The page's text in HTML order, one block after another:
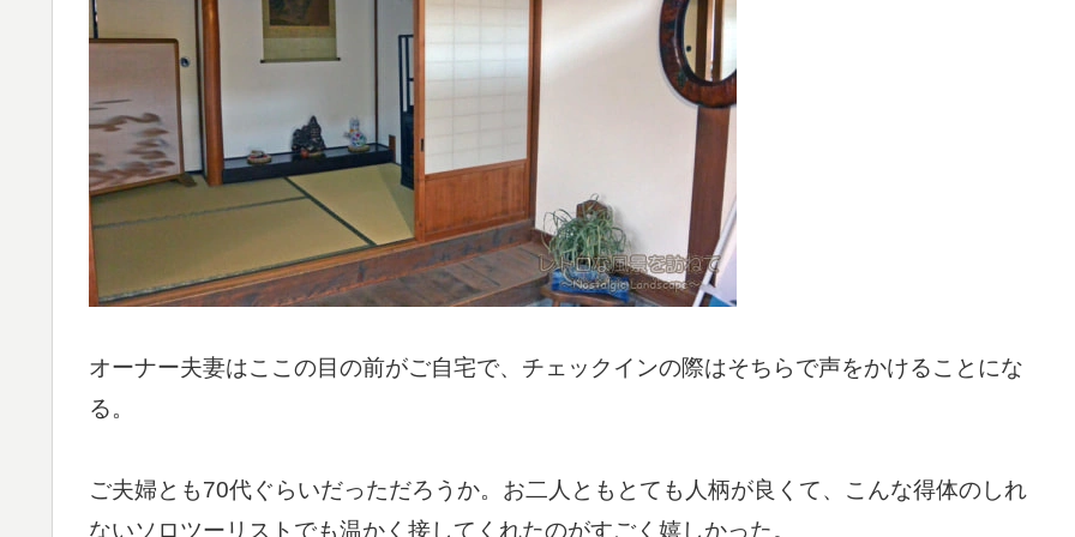
オーナー夫妻はここの目の前がご自宅で、チェックインの際はそちらで声をかけることにな
る。
ご夫婦とも70代ぐらいだっただろうか。お二人ともとても人柄が良くて、こんな得体のしれ
ないソロツーリストでも温かく接してくれたのがすごく嬉しかった。